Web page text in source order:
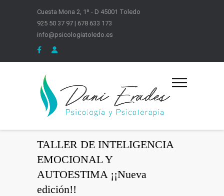
Cuesta Mona 2, 1º - D 45001 Toledo
925 50 37 97 | 678 633 173
info@psicologiatoledo.es
TALLER DE INTELIGENCIA
EMOCIONAL Y
AUTOESTIMA ¡¡Nueva
edición!!